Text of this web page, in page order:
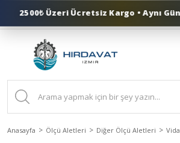
Anasayfa Ölçü Aletleri Diğer Ölçü Aletleri
2500₺ Üzeri Ücretsiz Kargo • Aynı